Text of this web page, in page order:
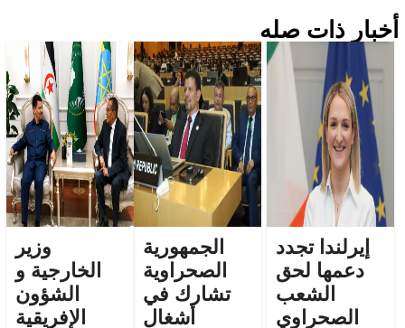
أخبار ذات صله
إيرلندا تجدد
دعمها لحق
الشعب
الصحراوي
الجمهورية
الصحراوية
تشارك في
أشغال
وزير
الخارجية و
الشؤون
الإفريقية